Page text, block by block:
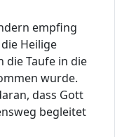
empfing
Heilige
die Taufe in die
wurde.
dass Gott
begleitet